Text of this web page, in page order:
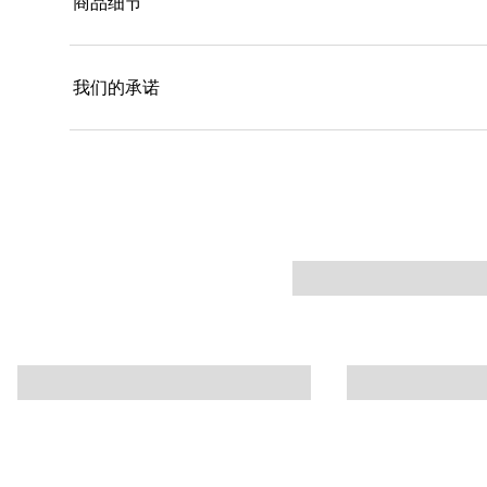
舒适。 （*黑玫瑰油指配方中杂交玫瑰花提取物）融
我们的承诺